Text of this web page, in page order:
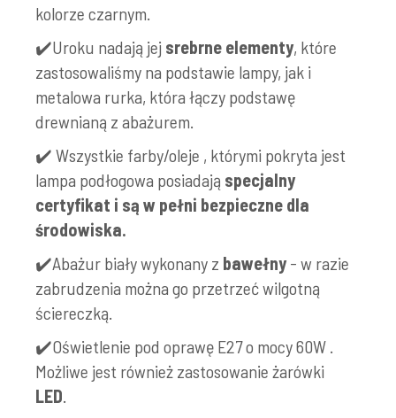
kolorze czarnym.
✔️Uroku nadają jej srebrne elementy, które
zastosowaliśmy na podstawie lampy, jak i
metalowa rurka, która łączy podstawę
drewnianą z abażurem.
✔️ Wszystkie farby/oleje , którymi pokryta jest
lampa podłogowa posiadają specjalny
certyfikat i są w pełni bezpieczne dla
środowiska.
✔️Abażur biały wykonany z bawełny - w razie
zabrudzenia można go przetrzeć wilgotną
ściereczką.
✔️Oświetlenie pod oprawę E27 o mocy 60W .
Możliwe jest również zastosowanie żarówki
LED.